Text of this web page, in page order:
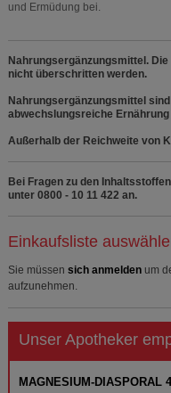
und Ermüdung bei.
Nahrungsergänzungsmittel.
nicht überschritten werden.
Nahrungsergänzungsmittel
abwechslungsreiche
Außerhalb der Reichweite von
Bei Fragen zu den
unter 0800 - 10 11 422 an.
Einkaufsliste
Sie müssen sich anmelden um
aufzunehmen.
Unser Apotheker
MAGNESIUM-